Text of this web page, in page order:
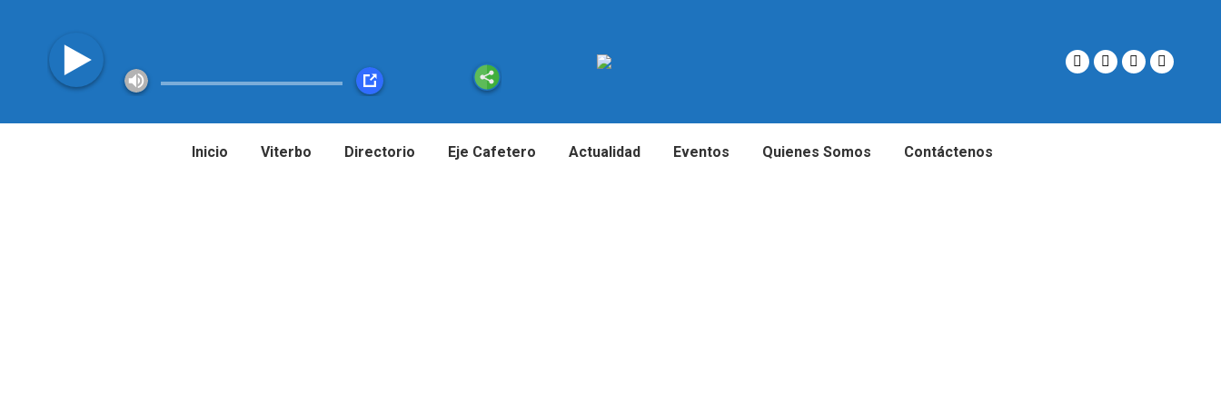
Inicio Viterbo Directorio Eje Cafetero Actualidad Eventos Quienes Somos Contáctenos